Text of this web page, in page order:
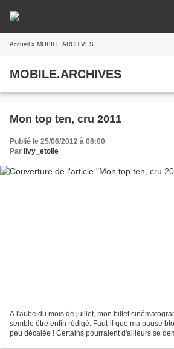
Accueil » MOBILE.ARCHIVES
MOBILE.ARCHIVES
Mon top ten, cru 2011
Publié le 25/06/2012 à 08:00
Par livy_etoile
A l'aube du mois de juillet, mon billet
semble être enfin rédigé. Faut-il que ma pause
peu décalée ! Certains pourraient d'ailleurs se